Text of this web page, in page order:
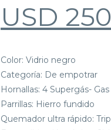
USD
Color: Vidrio negro
Categoría: De empotrar
Hornallas: 4 Supergás-
Parrillas: Hierro fundido
Quemador ultra rápido: